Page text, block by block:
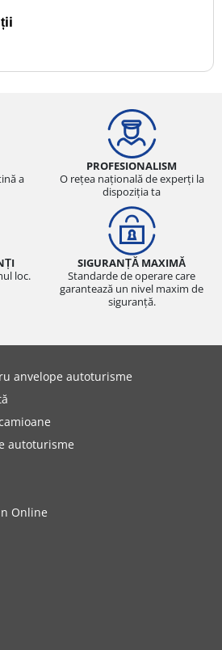
a
PROFESIONALISM
O rețea națională de experți la
dispoziția ta
loc.
SIGURANȚĂ MAXIMĂ
Standarde de operare care
garantează un nivel maxim de
siguranță.
anvelope autoturisme
autoturisme
Online